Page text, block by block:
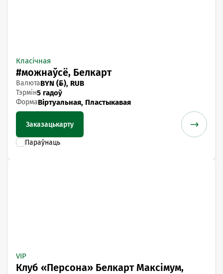
Класічная
#можнаўсё, Белкарт
ВалютаBYN (), RUB
Тэрмін5 гадоў
ФормаВіртуальная, Пластыкавая
Заказацькарту
VIP
Клуб «Персона» Белкарт Максімум,